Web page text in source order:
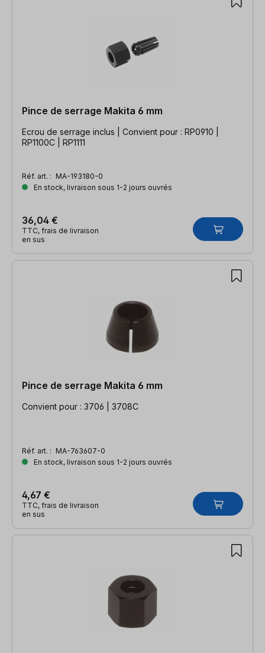
Pince de serrage Makita 6 mm
Ecrou de serrage inclus | Convient pour : RP0910 |
RP1100C | RP1111
Réf. art. : MA-193180-0
En stock, livraison sous 1-2 jours ouvrés
36,04 €
TTC, frais de livraison
en sus
Pince de serrage Makita 6 mm
Convient pour : 3706 | 3708C
Réf. art. : MA-763607-0
En stock, livraison sous 1-2 jours ouvrés
4,67 €
TTC, frais de livraison
en sus